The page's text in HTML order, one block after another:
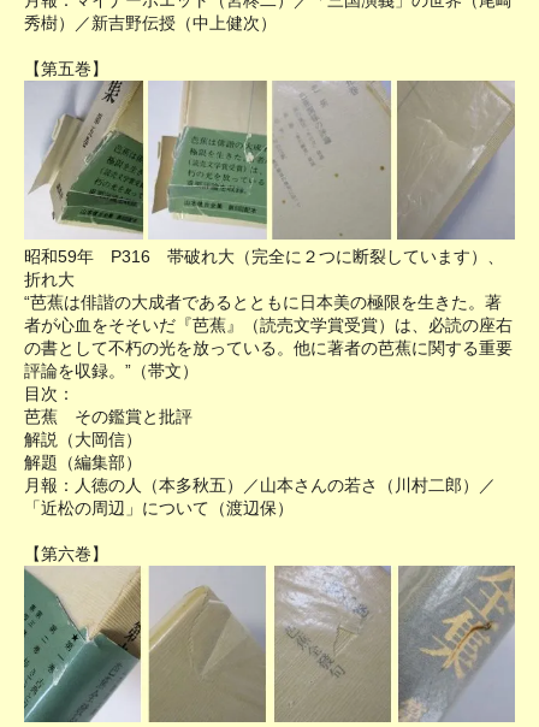
秀樹）／新吉野伝授（中上健次）
【第五巻】
昭和59年 P316 帯破れ大（完全に２つに断裂しています）、
折れ大
“芭蕉は俳諧の大成者であるとともに日本美の極限を生きた。著
者が心血をそそいだ『芭蕉』（読売文学賞受賞）は、必読の座右
の書として不朽の光を放っている。他に著者の芭蕉に関する重要
評論を収録。”（帯文）
目次：
芭蕉 その鑑賞と批評
解説（大岡信）
解題（編集部）
月報：人徳の人（本多秋五）／山本さんの若さ（川村二郎）／
「近松の周辺」について（渡辺保）
【第六巻】